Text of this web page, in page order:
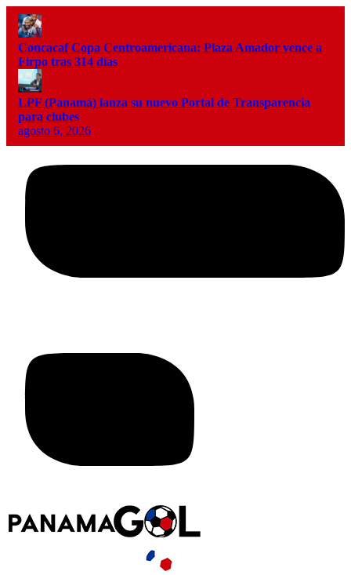
Concacaf Copa Centroamericana: Plaza Amador vence a
Firpo tras 314 días
LPF (Panamá) lanza su nuevo Portal de Transparencia
para clubes
agosto 6, 2026